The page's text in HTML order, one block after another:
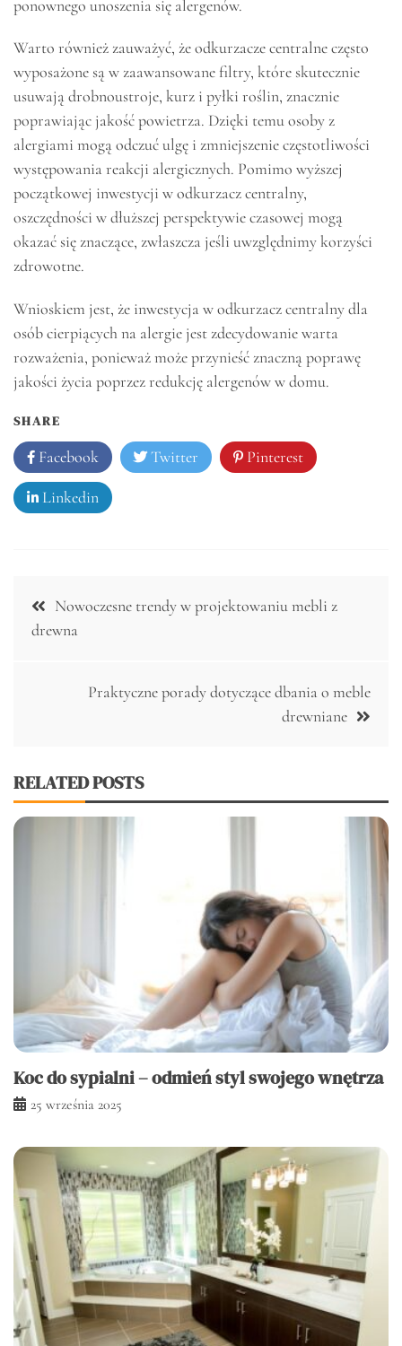
ponownego unoszenia się alergenów.
Warto również zauważyć, że odkurzacze centralne często
wyposażone są w zaawansowane filtry, które skutecznie
usuwają drobnoustroje, kurz i pyłki roślin, znacznie
poprawiając jakość powietrza. Dzięki temu osoby z
alergiami mogą odczuć ulgę i zmniejszenie częstotliwości
występowania reakcji alergicznych. Pomimo wyższej
początkowej inwestycji w odkurzacz centralny,
oszczędności w dłuższej perspektywie czasowej mogą
okazać się znaczące, zwłaszcza jeśli uwzględnimy korzyści
zdrowotne.
Wnioskiem jest, że inwestycja w odkurzacz centralny dla
osób cierpiących na alergie jest zdecydowanie warta
rozważenia, ponieważ może przynieść znaczną poprawę
jakości życia poprzez redukcję alergenów w domu.
SHARE
Facebook Twitter Pinterest
Linkedin
Nawigacja
wpisu
Nowoczesne trendy w projektowaniu mebli z
drewna
Praktyczne porady dotyczące dbania o meble
drewniane
RELATED POSTS
Koc do sypialni – odmień styl swojego wnętrza
25 września 2025